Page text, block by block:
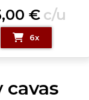
€ c/u
6x
cavas